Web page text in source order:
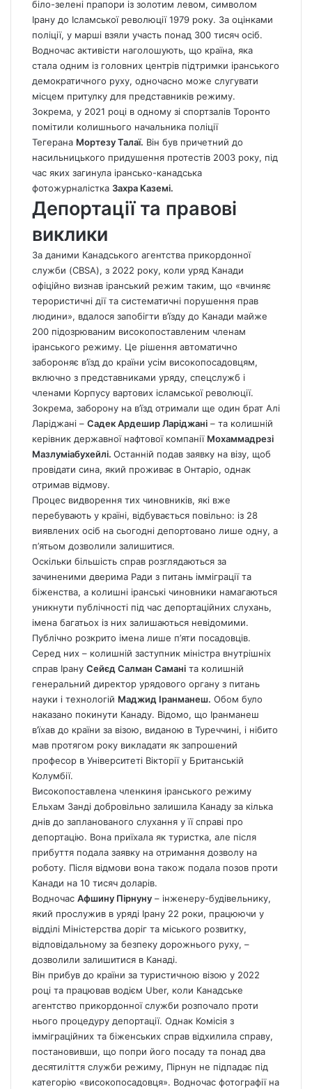
біло-зелені прапори із золотим левом, символом
Ірану до Ісламської революції 1979 року. За оцінками
поліції, у марші взяли участь понад 300 тисяч осіб.
Водночас активісти наголошують, що країна, яка
стала одним із головних центрів підтримки іранського
демократичного руху, одночасно може слугувати
місцем притулку для представників режиму.
Зокрема, у 2021 році в одному зі спортзалів Торонто
помітили колишнього начальника поліції
Тегерана Мортезу Талаї. Він був причетний до
насильницького придушення протестів 2003 року, під
час яких загинула ірансько-канадська
фотожурналістка Захра Каземі.
Депортації та правові
виклики
За даними Канадського агентства прикордонної
служби (CBSA), з 2022 року, коли уряд Канади
офіційно визнав іранський режим таким, що «вчиняє
терористичні дії та систематичні порушення прав
людини», вдалося запобігти в’їзду до Канади майже
200 підозрюваним високопоставленим членам
іранського режиму. Це рішення автоматично
забороняє в’їзд до країни усім високопосадовцям,
включно з представниками уряду, спецслужб і
членами Корпусу вартових ісламської революції.
Зокрема, заборону на в’їзд отримали ще один брат Алі
Ларіджані – Садек Ардешир Ларіджані – та колишній
керівник державної нафтової компанії Мохаммадрезі
Мазлуміабухейлі. Останній подав заявку на візу, щоб
провідати сина, який проживає в Онтаріо, однак
отримав відмову.
Процес видворення тих чиновників, які вже
перебувають у країні, відбувається повільно: із 28
виявлених осіб на сьогодні депортовано лише одну, а
п’ятьом дозволили залишитися.
Оскільки більшість справ розглядаються за
зачиненими дверима Ради з питань імміграції та
біженства, а колишні іранські чиновники намагаються
уникнути публічності під час депортаційних слухань,
імена багатьох із них залишаються невідомими.
Публічно розкрито імена лише п’яти посадовців.
Серед них – колишній заступник міністра внутрішніх
справ Ірану Сейєд Салман Самані та колишній
генеральний директор урядового органу з питань
науки і технологій Маджид Іранманеш. Обом було
наказано покинути Канаду. Відомо, що Іранманеш
в’їхав до країни за візою, виданою в Туреччині, і нібито
мав протягом року викладати як запрошений
професор в Університеті Вікторії у Британській
Колумбії.
Високопоставлена членкиня іранського режиму
Ельхам Занді добровільно залишила Канаду за кілька
днів до запланованого слухання у її справі про
депортацію. Вона приїхала як туристка, але після
прибуття подала заявку на отримання дозволу на
роботу. Після відмови вона також подала позов проти
Канади на 10 тисяч доларів.
Водночас Афшину Пірнуну – інженеру-будівельнику,
який прослужив в уряді Ірану 22 роки, працюючи у
відділі Міністерства доріг та міського розвитку,
відповідальному за безпеку дорожнього руху, –
дозволили залишитися в Канаді.
Він прибув до країни за туристичною візою у 2022
році та працював водієм Uber, коли Канадське
агентство прикордонної служби розпочало проти
нього процедуру депортації. Однак Комісія з
імміграційних та біженських справ відхилила справу,
постановивши, що попри його посаду та понад два
десятиліття служби режиму, Пірнун не підпадає під
категорію «високопосадовця». Водночас фотографії на